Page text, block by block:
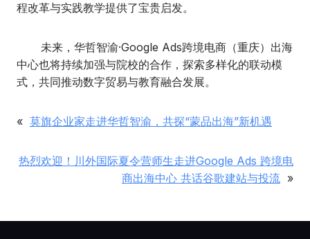
程改革与实践教学提供了宝贵启发。
未来，华哲智渝·Google Ads跨境电商（重庆）出海
中心也将持续加强与院校的合作，探索多样化的联动模
式，共同推动数字贸易与教育融合发展。
« 莫旗企业家走进华哲智渝，共探“蒙品出海”新机遇
热烈欢迎！川外国际夏令营师生走进Google Ads 跨境电
商出海中心 共话谷歌建站与投流 »